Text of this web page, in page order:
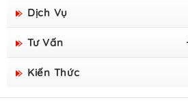
Dịch Vụ
Tư Vấn
Tấm Sàn Grating Composite
FRP - Hòa Bình Group Sản
Kiến Thức